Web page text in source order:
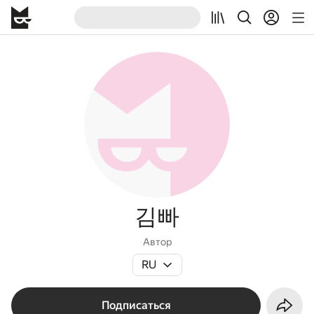
김빠
Автор
RU
Подписаться